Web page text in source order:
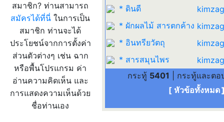
สมาชิก? ท่านสามารถ
สมัครได้ที่นี่ ในการเป็น
สมาชิก ท่านจะได้
ประโยชน์จากการตั้งค่า
ส่วนตัวต่างๆ เช่น ฉาก
หรือพื้นโปรแกรม ค่า
อ่านความคิดเห็น และ
การแสดงความเห็นด้วย
ชื่อท่านเอง
* ดินดี
* ผักผลไม้ สารตกค้าง
* อินทรียวัตถุ
* สารสมุนไพร
กระทู้ 5401 | กระทู้และต
[ หัวข้อทั้งหมด